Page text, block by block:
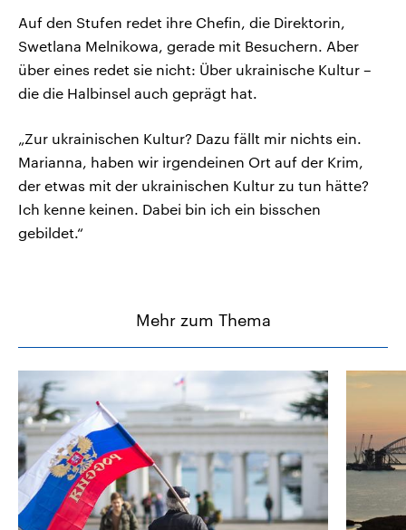
Auf den Stufen redet ihre Chefin, die Direktorin,
Swetlana Melnikowa, gerade mit Besuchern. Aber
über eines redet sie nicht: Über ukrainische Kultur –
die die Halbinsel auch geprägt hat.
„Zur ukrainischen Kultur? Dazu fällt mir nichts ein.
Marianna, haben wir irgendeinen Ort auf der Krim,
der etwas mit der ukrainischen Kultur zu tun hätte?
Ich kenne keinen. Dabei bin ich ein bisschen
gebildet.“
Mehr zum Thema